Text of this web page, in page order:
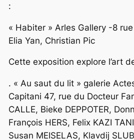
:
« Habiter » Arles Gallery -8
Elia Yan, Christian Pic
Cette exposition explore l’art
. « Au saut du lit » galerie
Capitani 47, rue du Docteur
CALLE, Bieke DEPPOTER,
François HERS, Felix KAZI
Susan MEISELAS, Klavdij